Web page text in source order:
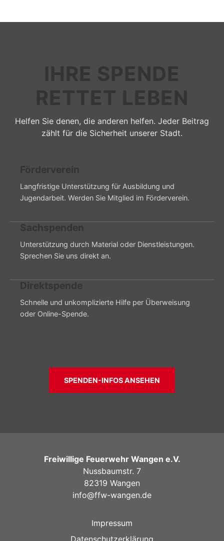
IHRE SPENDE
RETTET LEBEN
Helfen Sie denen, die anderen helfen. Jeder Beitrag
zählt für die Sicherheit unserer Stadt.
Förderverein
Langfristige Unterstützung für Ausbildung und
Jugendarbeit. Werden Sie Mitglied im Förderverein.
Sachspenden
Unterstützung durch Material oder Dienstleistungen.
Sprechen Sie uns direkt an.
Direktspende
Schnelle und unkomplizierte Hilfe per Überweisung
oder Online-Spende.
SPENDEN-INFOS ANSEHEN
Freiwillige Feuerwehr Wangen e.V.
Nussbaumstr. 7
82319 Wangen
info@ffw-wangen.de
Impressum
Datenschutzerklärung